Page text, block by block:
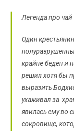
Легенда про чай
Один
крайне беден и
решил хотя бы
выразить
ухаживал за
явилась ему во
сокровище,